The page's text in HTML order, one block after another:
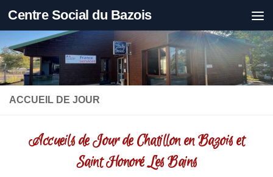
Skip to content
Centre Social du Bazois
ACCUEIL DE JOUR
Accueils de Jour de Chatillon en Bazois et
Saint Honoré Les Bains